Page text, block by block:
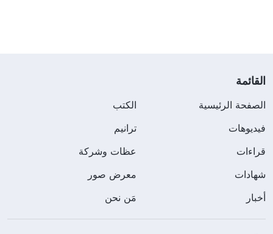
القائمة
الصفحة الرئيسية
الكتب
فيديوهات
ترانيم
قراءات
عظات وشركة
شهادات
معرض صور
أخبار
مَن نحن